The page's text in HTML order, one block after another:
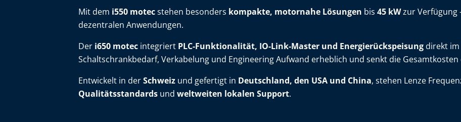
Mit dem i550 motecstehen besonders kompakte, motornahe Lösungen bis 45 kWzur Verfügung
dezentralen Anwendungen.
Der i650 motec integriert PLC-Funktionalität, IO-Link-Master und Energierückspeisungdirekt
Schaltschrankbedarf, Verkabelung und Engineering Aufwand erheblich und senkt die Gesamtkosten
Entwickelt in derSchweiz und gefertigt in Deutschland, den USA und China, stehen Lenze
Qualitätsstandards und weltweiten lokalen Support.